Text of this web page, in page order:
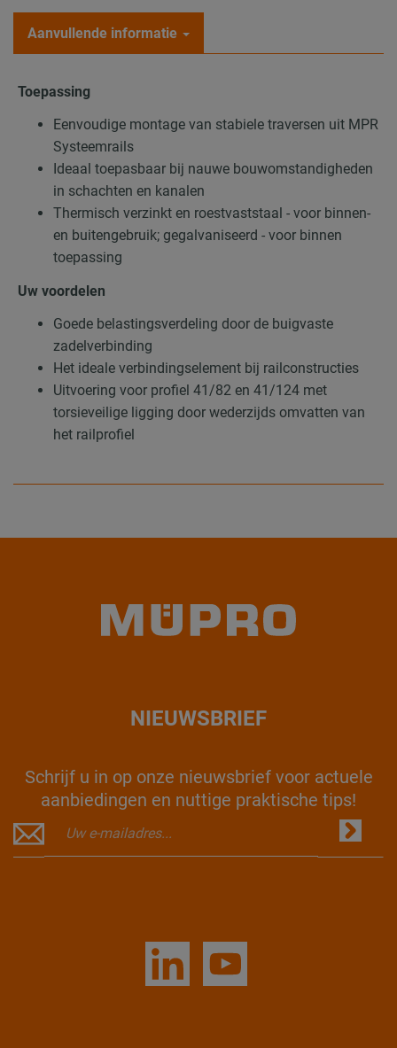
Aanvullende informatie
Toepassing
Eenvoudige montage van stabiele traversen uit MPR
Systeemrails
Ideaal toepasbaar bij nauwe bouwomstandigheden
in schachten en kanalen
Thermisch verzinkt en roestvaststaal - voor binnen-
en buitengebruik; gegalvaniseerd - voor binnen
toepassing
Uw voordelen
Goede belastingsverdeling door de buigvaste
zadelverbinding
Het ideale verbindingselement bij railconstructies
Uitvoering voor profiel 41/82 en 41/124 met
torsieveilige ligging door wederzijds omvatten van
het railprofiel
NIEUWSBRIEF
Schrijf u in op onze nieuwsbrief voor actuele
aanbiedingen en nuttige praktische tips!